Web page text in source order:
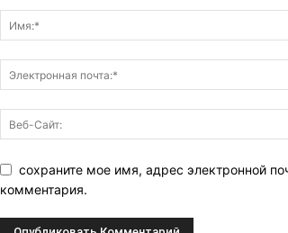
сохраните мое имя, адрес электронной
комментария.